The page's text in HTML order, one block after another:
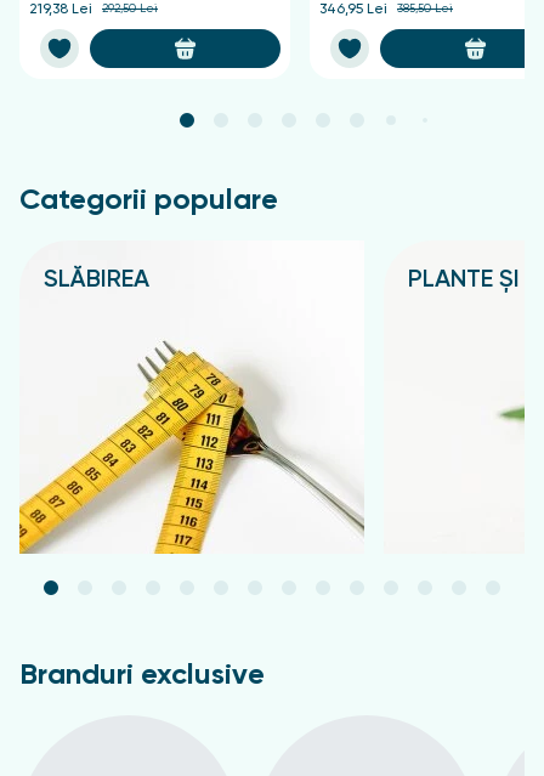
219,38 Lei 292,50 Lei 346,95 Lei 385,50 Lei
Categorii populare
SLĂBIREA PLANTE ȘI
Branduri exclusive